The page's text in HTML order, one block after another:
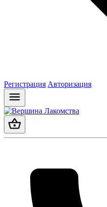
Регистрация Авторизация